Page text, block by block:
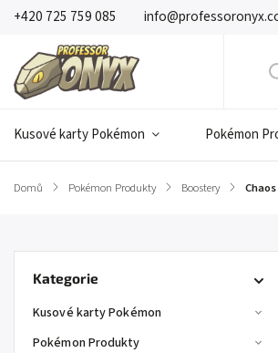
+420 725 759 085
Kusové karty Pokémon Pokémon
Domů / Pokémon Produkty / Boostery /
Kategorie
Kusové karty Pokémon
Pokémon Produkty